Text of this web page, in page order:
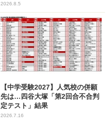
2026.8.5
【中学受験2027】人気校の併願
先は…四谷大塚「第2回合不合判
定テスト」結果
2026.7.16